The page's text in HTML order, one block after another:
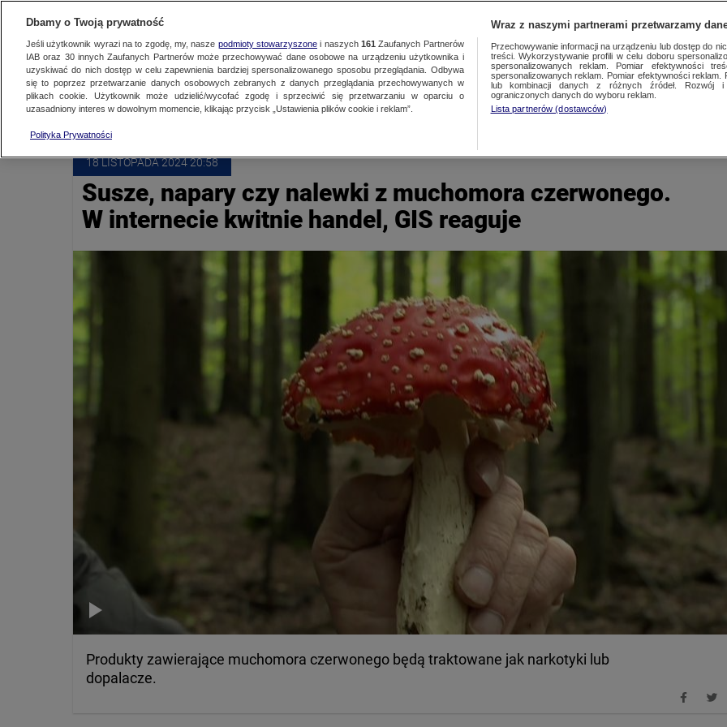
FAKTY PO FAKTACH FAKTY O ŚWIECIE
GRZYBY
Susze, napary czy nalewki z muchomora czerwonego.
W internecie kwitnie handel, GIS reaguje
Produkty zawierające muchomora czerwonego będą traktowane jak narkotyki lub
dopalacze.
18 LISTOPADA 2024 20:58
Dbamy o Twoją prywatność
Jeśli użytkownik wyrazi na to zgodę, my, nasze podmioty stowarzyszonei naszych 161 Zaufanych Partnerów
IAB oraz 30innych Zaufanych Partnerów może przechowywać dane osobowe na urządzeniu użytkownika i
uzyskiwać do nich dostęp w celu zapewnienia bardziej spersonalizowanego sposobu przeglądania. Odbywa
się to poprzez przetwarzanie danych osobowych zebranych z danych przeglądania przechowywanych w
plikach cookie. Użytkownik może udzielić/wycofać zgodę i sprzeciwić się przetwarzaniu w oparciu o
uzasadniony interes w dowolnym momencie, klikając przycisk „Ustawienia plików cookie i reklam”.
Polityka Prywatności
Wraz z naszymi partnerami przetwarzamy
Przechowywanie informacji na urządzeniu lub dostęp do
treści. Wykorzystywanie profili w celu doboru
spersonalizowanych reklam. Pomiar efektywności
spersonalizowanych reklam. Pomiar efektywności
lub kombinacji danych z różnych źródeł. Rozwój i
ograniczonych danych do wyboru reklam.
Lista partnerów (dostawców)